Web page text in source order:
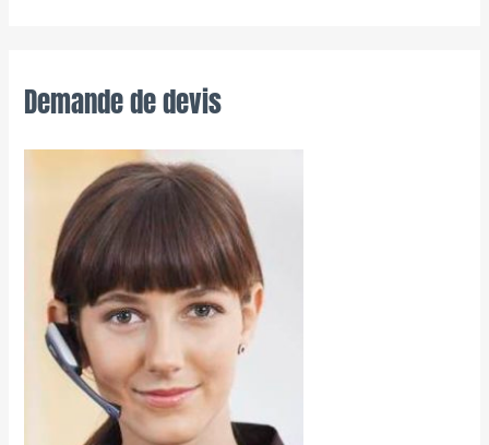
Demande de devis